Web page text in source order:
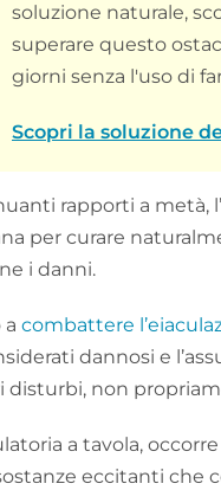
soluzione naturale,
superare questo
giorni senza l'uso di
Scopri la soluzione
rapporti a metà,
per curare
i danni.
a combattere
dannosi e
non
a tavola,
eccitanti che